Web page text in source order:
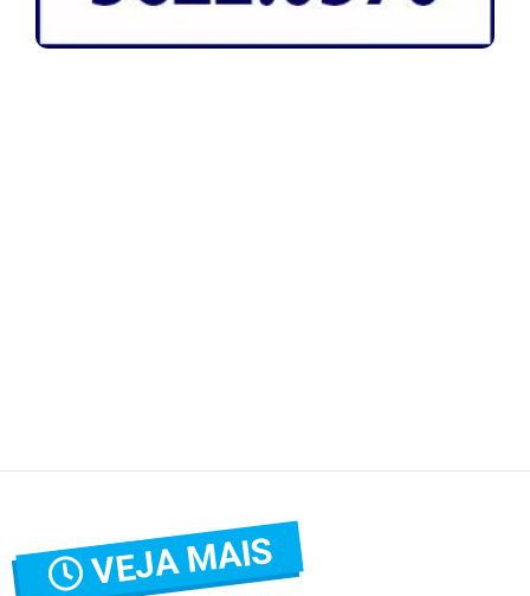
VEJA MAIS